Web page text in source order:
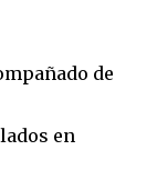
de
en